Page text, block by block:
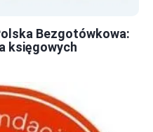
Bezgotówkowa:
księgowych